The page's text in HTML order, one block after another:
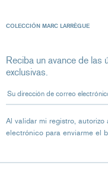
COLECCIÓN MARC LARRÈGUE
Reciba un avance de las
exclusivas.
Su dirección de correo
Al validar mi registro,
electrónico para enviarme el